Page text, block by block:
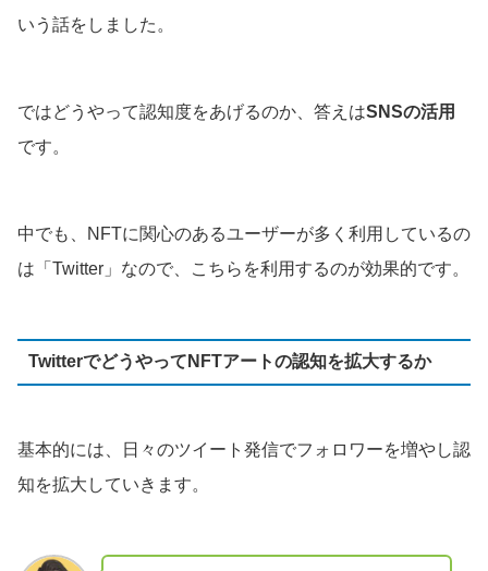
いう話をしました。
ではどうやって認知度をあげるのか、答えはSNSの活用
です。
中でも、NFTに関心のあるユーザーが多く利用しているの
は「Twitter」なので、こちらを利用するのが効果的です。
TwitterでどうやってNFTアートの認知を拡大するか
基本的には、日々のツイート発信でフォロワーを増やし認
知を拡大していきます。